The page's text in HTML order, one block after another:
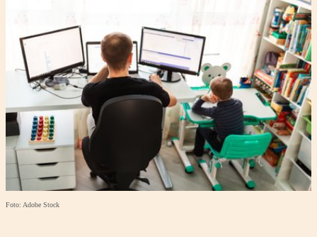
Foto: Adobe Stock